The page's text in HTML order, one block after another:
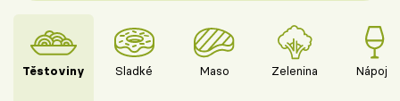
Těstoviny Sladké Maso Zelenina Nápoje